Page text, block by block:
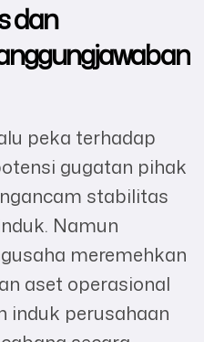
dan
peka terhadap
gugatan pihak
stabilitas
Namun
meremehkan
aset operasional
induk perusahaan